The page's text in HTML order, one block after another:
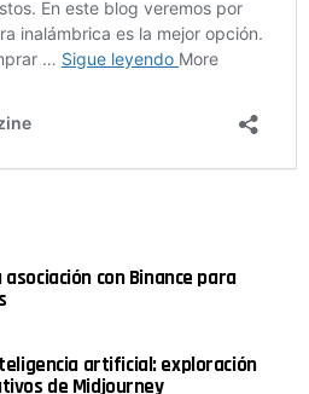
con Binance para
artificial: exploración
de Midjourney